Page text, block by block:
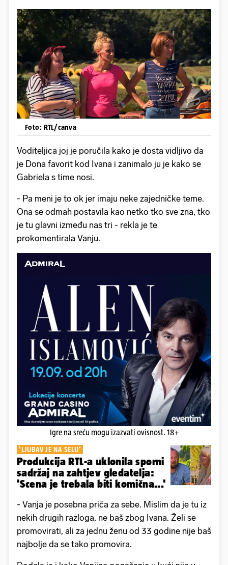
Foto: RTL/canva
Voditeljica joj je poručila kako je dosta vidljivo da
je Dona favorit kod Ivana i zanimalo ju je kako se
Gabriela s time nosi.
- Pa meni je to ok jer imaju neke zajedničke teme.
Ona se odmah postavila kao netko tko sve zna, tko
je tu glavni između nas tri - rekla je te
prokomentirala Vanju.
Igre na sreću mogu izazvati ovisnost. 18+
'LJUBAV JE NA SELU'
Produkcija RTL-a uklonila sporni
sadržaj na zahtjev gledatelja:
'Scena je trebala biti komična...'
- Vanja je posebna priča za sebe. Mislim da je tu iz
nekih drugih razloga, ne baš zbog Ivana. Želi se
promovirati, ali za jednu ženu od 33 godine nije baš
najbolje da se tako promovira.